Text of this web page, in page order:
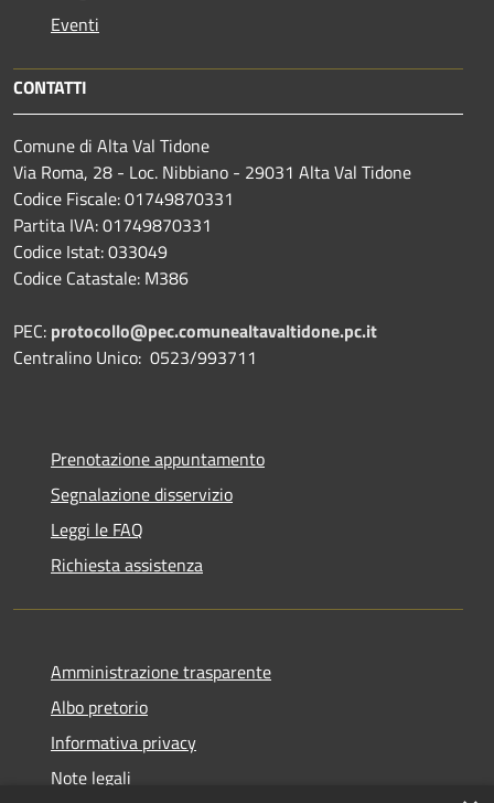
Eventi
CONTATTI
Comune di Alta Val Tidone
Via Roma, 28 - Loc. Nibbiano - 29031 Alta Val Tidone
Codice Fiscale: 01749870331
Partita IVA: 01749870331
Codice Istat: 033049
Codice Catastale: M386
PEC: protocollo@pec.comunealtavaltidone.pc.it
Centralino Unico: 0523/993711
Prenotazione appuntamento
Segnalazione disservizio
Leggi le FAQ
Richiesta assistenza
Amministrazione trasparente
Albo pretorio
Informativa privacy
Note legali